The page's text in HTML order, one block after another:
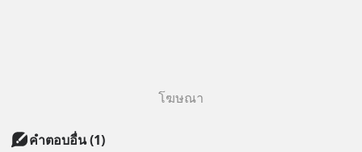
โฆษณา
คำตอบอื่น(1)